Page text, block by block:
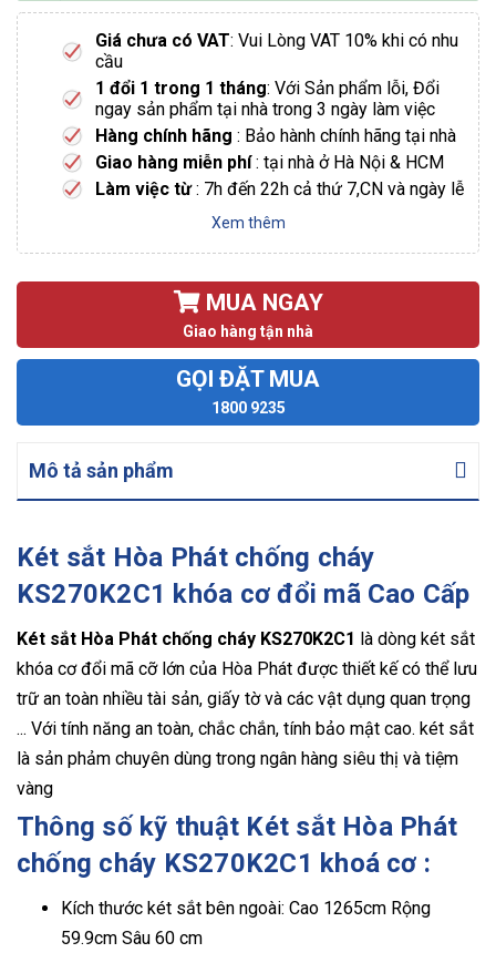
Giá chưa có VAT: Vui Lòng VAT 10% khi có nhu
cầu
1 đổi 1 trong 1 tháng: Với Sản phẩm lỗi, Đổi
ngay sản phẩm tại nhà trong 3 ngày làm việc
Hàng chính hãng : Bảo hành chính hãng tại nhà
Giao hàng miễn phí: tại nhà ở Hà Nội & HCM
Làm việc từ: 7h đến 22h cả thứ 7,CN và ngày lễ
Xem thêm
MUA NGAY
Giao hàng tận nhà
GỌI ĐẶT MUA
1800 9235
Mô tả sản phẩm
Két sắt Hòa Phát chống cháy
KS270K2C1 khóa cơ đổi mã Cao Cấp
Két sắt Hòa Phát chống cháy KS270K2C1 là dòng két sắt
khóa cơ đổi mã cỡ lớn của Hòa Phát được thiết kế có thể lưu
trữ an toàn nhiều tài sản, giấy tờ và các vật dụng quan trọng
... Với tính năng an toàn, chắc chắn, tính bảo mật cao. két sắt
là sản phảm chuyên dùng trong ngân hàng siêu thị và tiệm
vàng
Thông số kỹ thuật Két sắt Hòa Phát
chống cháy KS270K2C1 khoá cơ :
Kích thước két sắt bên ngoài: Cao 1265cm Rộng
59.9cm Sâu 60 cm